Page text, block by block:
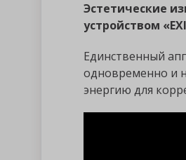
Эстетические
устройством
Единственный
одновременно и
энергию для